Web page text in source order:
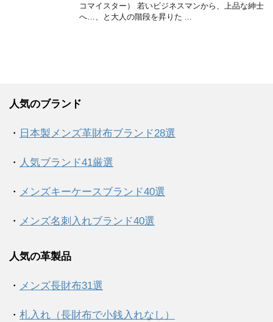
コマイスター） 若いビジネスマンから、上品な紳士
へ…、と大人の階段を昇りた ...
人気のブランド
・ 日本製メンズ革財布ブランド28選
・ 人気ブランド41厳選
・ メンズキーケースブランド40選
・ メンズ名刺入れブランド40選
人気の革製品
・ メンズ長財布31選
・ 札入れ（長財布で小銭入れなし）